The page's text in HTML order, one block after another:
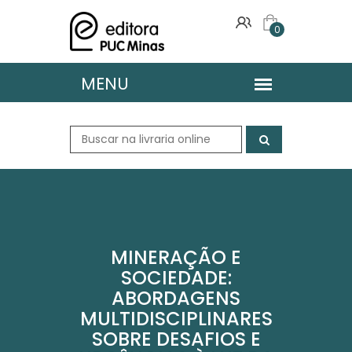
0
MINERAÇÃO E
SOCIEDADE:
ABORDAGENS
MULTIDISCIPLINARES
SOBRE DESAFIOS E